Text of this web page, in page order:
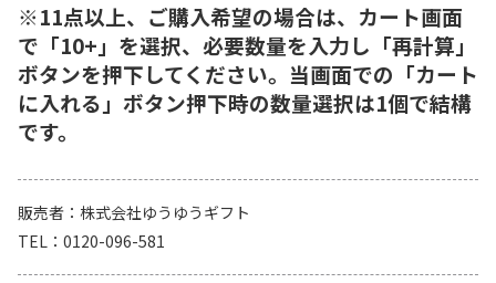
※11点以上、ご購入希望の場合は、カート画面
で「10+」を選択、必要数量を入力し「再計算」
ボタンを押下してください。当画面での「カート
に入れる」ボタン押下時の数量選択は1個で結構
です。
販売者
株式会社ゆうゆうギフト
TEL
0120-096-581